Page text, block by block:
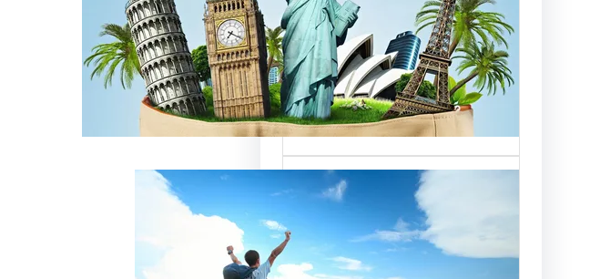
شركات السياحة بمصر تقدم
خدمات متميزة للسائحين
الوافدين، حيث تعتبر…
تحسين خدمات رقم شركة
سياحة: أفضل الطرق